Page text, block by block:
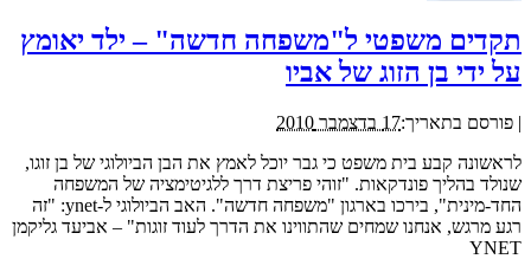
תקדים משפטי ל"משפחה חדשה" – ילד יאומץ
על ידי בן הזוג של אביו
| פורסם בתאריך:17 בדצמבר 2010
לראשונה קבע בית משפט כי גבר יוכל לאמץ את הבן הביולוגי של בן זוגו,
שנולד בהליך פונדקאות. "זוהי פריצת דרך ללגיטימציה של המשפחה
החד-מינית", בירכו בארגון "משפחה חדשה". האב הביולוגי ל-ynet: "זה
רגע מרגש, אנחנו שמחים שהתווינו את הדרך לעוד זוגות" – אביעד גליקמן
YNET